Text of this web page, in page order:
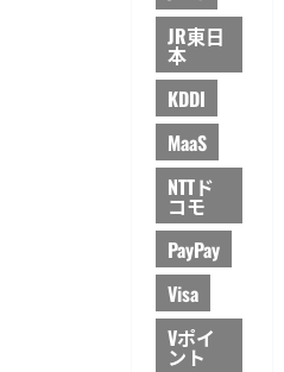
JR東日
本
KDDI
MaaS
NTTド
コモ
PayPay
Visa
Vポイ
ント